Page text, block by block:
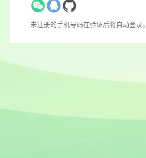
未注册的手机号码在验证后将自动登录。